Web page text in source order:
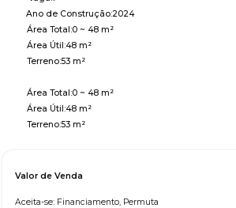
Ano de Construção:2024
Área Total:0 ~ 48 m²
Área Útil:48 m²
Terreno:53 m²
Área Total:0 ~ 48 m²
Área Útil:48 m²
Terreno:53 m²
Valor de Venda
Aceita-se: Financiamento, Permuta